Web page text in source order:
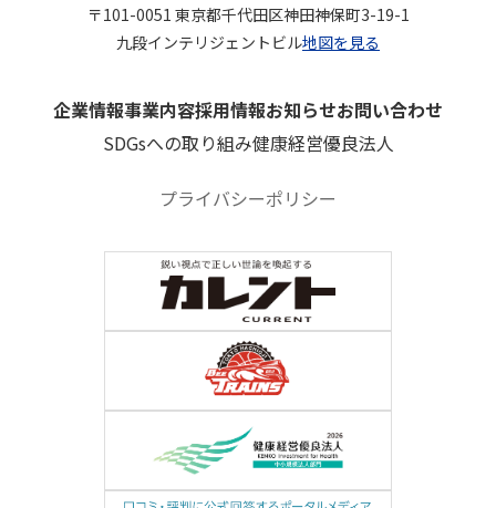
〒101-0051 東京都千代田区神田神保町3-19-1
九段インテリジェントビル地図を見る
企業情報事業内容採用情報お知らせお問い合わせ
SDGsへの取り組み健康経営優良法人
プライバシーポリシー